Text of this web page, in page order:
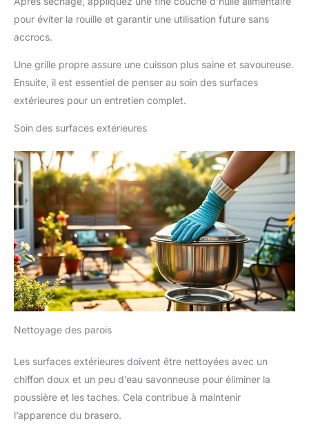
pour éviter la rouille et garantir une utilisation future sans
accrocs.
Une grille propre assure une cuisson plus saine et savoureuse.
Ensuite, il est essentiel de penser au soin des surfaces
extérieures pour un entretien complet.
Soin des surfaces extérieures
Nettoyage des parois
Les surfaces extérieures doivent être nettoyées avec un
chiffon doux et un peu d’eau savonneuse pour éliminer la
poussière et les taches. Cela contribue à maintenir
l’apparence du brasero.